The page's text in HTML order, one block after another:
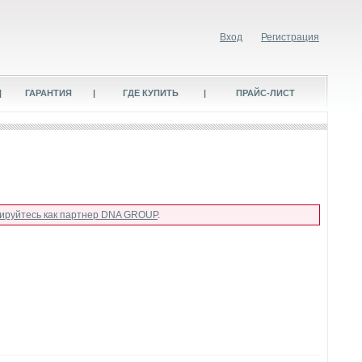
Вход Регистрация
| ГАРАНТИЯ | ГДЕ КУПИТЬ | ПРАЙС-ЛИСТ
как партнер DNA GROUP.